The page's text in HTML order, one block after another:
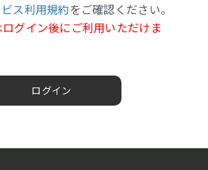
ス利用規約をご確認ください。
グイン後にご利用いただけま
ログイン